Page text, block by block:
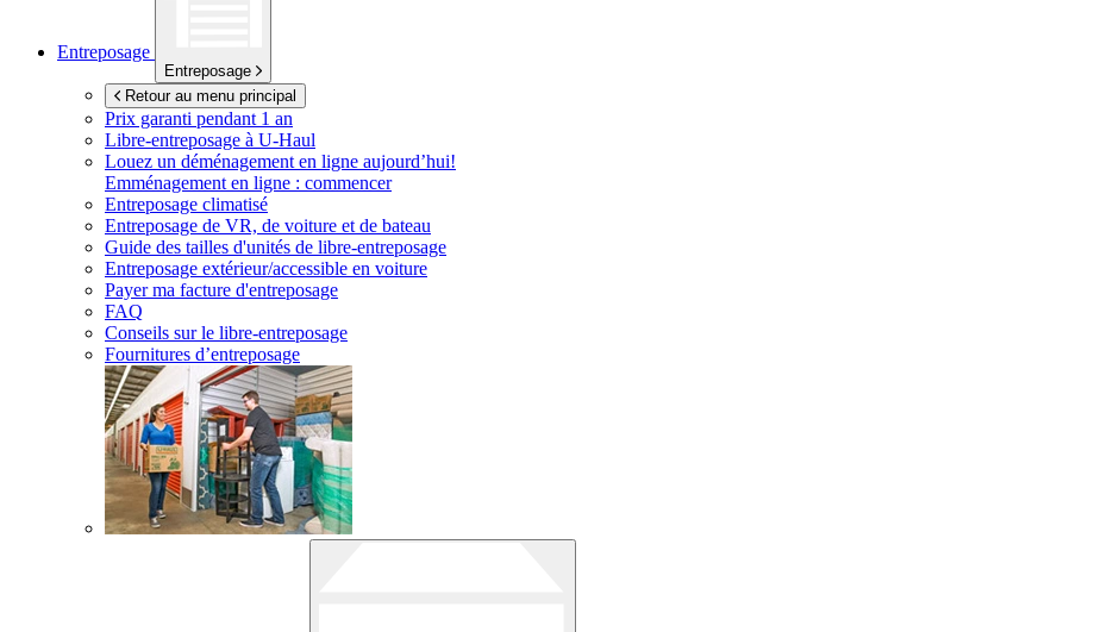
Entreposage
Entreposage
Retour au menu principal
Prix garanti pendant 1 an
Libre-entreposage à U-Haul
Louez un déménagement en ligne aujourd’hui!
Emménagement en ligne : commencer
Entreposage climatisé
Entreposage de VR, de voiture et de bateau
Guide des tailles d'unités de libre-entreposage
Entreposage extérieur/accessible en voiture
Payer ma facture d'entreposage
FAQ
Conseils sur le libre-entreposage
Fournitures d’entreposage